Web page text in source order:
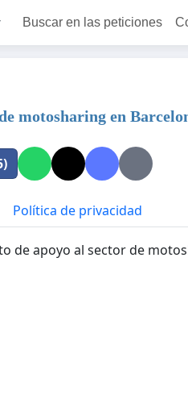
Buscar en las peticiones
motosharing en
Política de privacidad
de apoyo al sector de